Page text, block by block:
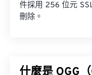
件採用 256 位元
刪除。